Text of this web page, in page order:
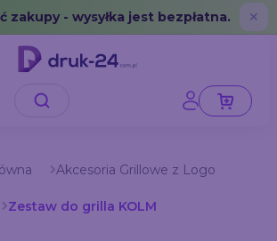
or invalid format
zakupy - wysyłka jest bezpłatna. ✕
Akcesoria Grillowe z Logo
Zestaw do grilla KOLM